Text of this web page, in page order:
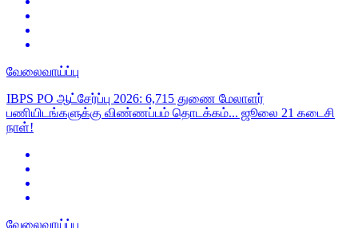
வேலைவாய்ப்பு
IBPS PO ஆட்சேர்ப்பு 2026: 6,715 துணை மேலாளர்
பணியிடங்களுக்கு விண்ணப்பம் தொடக்கம்... ஜூலை 21 கடைசி
நாள்!
வேலைவாய்ப்பு